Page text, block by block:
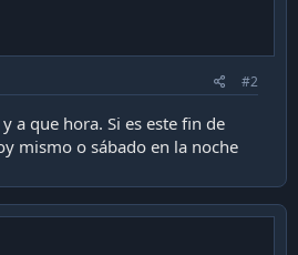
#2
a que hora. Si es este fin de
mismo o sábado en la noche